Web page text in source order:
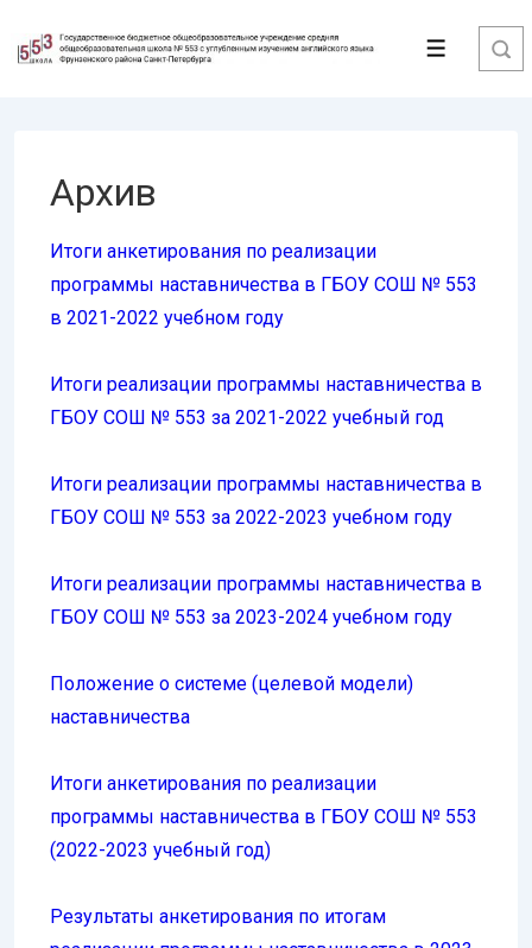
Перейти
Меню
Архив
Итоги анкетирования по реализации
программы наставничества в ГБОУ СОШ № 553
в 2021-2022 учебном году
Итоги реализации программы наставничества в
ГБОУ СОШ № 553 за 2021-2022 учебный год
Итоги реализации программы наставничества в
ГБОУ СОШ № 553 за 2022-2023 учебном году
Итоги реализации программы наставничества в
ГБОУ СОШ № 553 за 2023-2024 учебном году
Положение о системе (целевой модели)
наставничества
Итоги анкетирования по реализации
программы наставничества в ГБОУ СОШ № 553
(2022-2023 учебный год)
Результаты анкетирования по итогам